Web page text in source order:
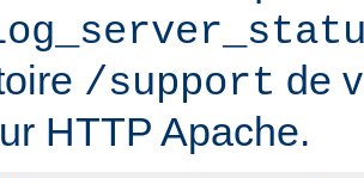
/support de
HTTP Apache.